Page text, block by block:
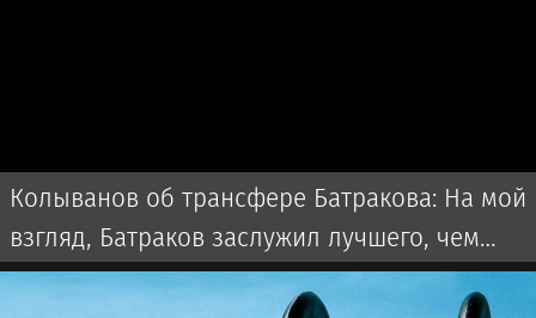
Колыванов об трансфере Батракова: На мой
взгляд, Батраков заслужил лучшего, чем
чемпионат Турции